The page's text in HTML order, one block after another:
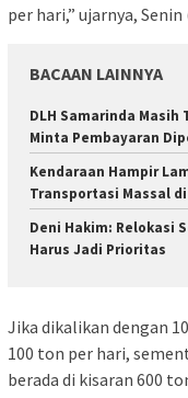
per hari,” ujarnya,
BACAAN LAINNYA
DLH Samarinda Masih
Minta Pembayaran
Kendaraan Hampir
Transportasi Massal
Deni Hakim: Relokasi
Harus Jadi Prioritas
Jika dikalikan dengan
100 ton per hari,
berada di kisaran 600